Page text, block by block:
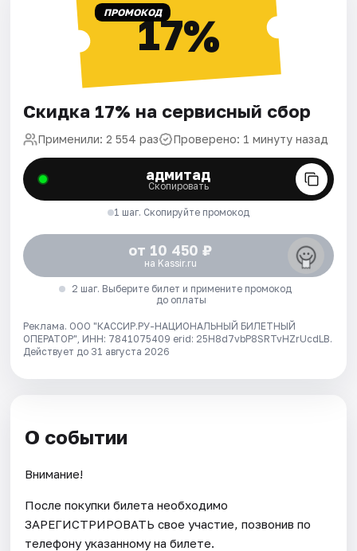
ПРОМОКОД17%
Скидка 17% на сервисный сбор
Применили: 2 554 раз Проверено: 1 минуту назад
адмитад
Скопировать
1 шаг. Скопируйте промокод
от 10 450 ₽
на Kassir.ru
2 шаг. Выберите билет и примените промокод
до оплаты
Реклама. ООО "КАССИР.РУ-НАЦИОНАЛЬНЫЙ БИЛЕТНЫЙ
ОПЕРАТОР", ИНН: 7841075409 erid: 25H8d7vbP8SRTvHZrUcdLB.
Действует до 31 августа 2026
О событии
Внимание!
После покупки билета необходимо
ЗАРЕГИСТРИРОВАТЬ свое участие, позвонив по
телефону указанному на билете.